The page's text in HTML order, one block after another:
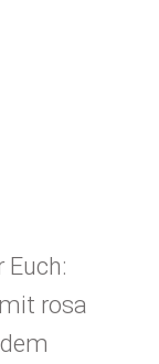
Euch:
rosa